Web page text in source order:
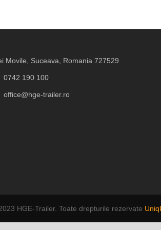
Movile, Suceava, Romania 727529
0742 190 100
office@hge-trailer.ro
HGE-Trailer. Toate drepturile rezervate